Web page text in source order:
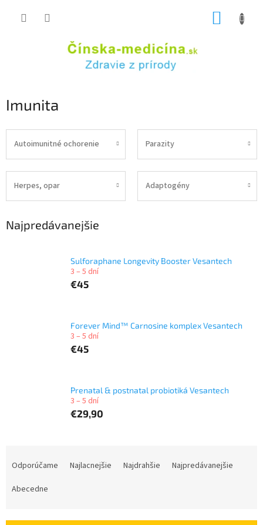
Imunita
Autoimunitné ochorenie Parazity
Herpes, opar Adaptogény
Najpredávanejšie
Sulforaphane Longevity Booster Vesantech
3 – 5 dní
€45
Forever Mind™ Carnosine komplex Vesantech
3 – 5 dní
€45
Prenatal & postnatal probiotiká Vesantech
3 – 5 dní
€29,90
Odporúčame Najlacnejšie Najdrahšie
Najpredávanejšie
Abecedne